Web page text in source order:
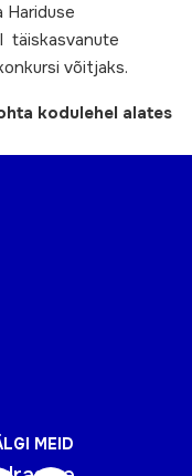
Hariduse
täiskasvanute
võitjaks.
kodulehel alates
MEID